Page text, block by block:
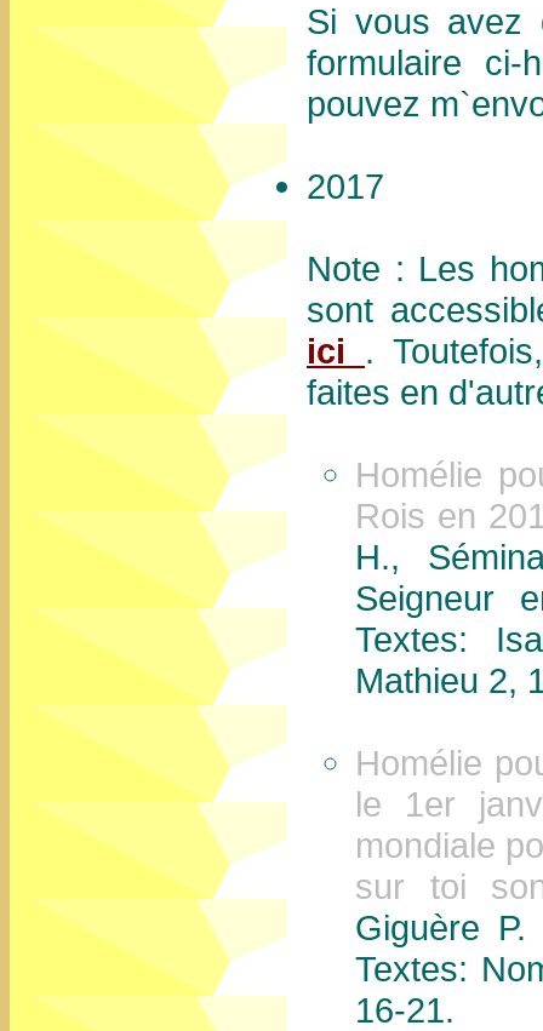
Si vous avez
formulaire
pouvez
2017
Note : Les
sont
ici .
faites en
Homélie
Rois en
H.,
Seigneur
Textes:
Mathieu 2,
Homélie
le 1er
mondiale
sur toi
Giguère
Textes:
16-21.